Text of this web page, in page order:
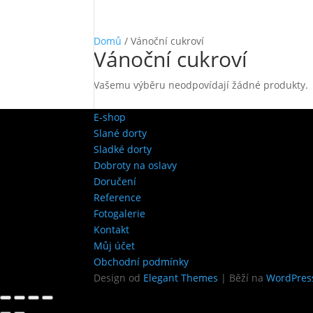
Domů / Vánoční cukroví
Vánoční cukroví
Vašemu výběru neodpovídají žádné produkty.
E-shop
Slané dorty
Sladké dorty
Dobroty na oslavy
Doručení
Reference
Fotogalerie
Kontakt
Můj účet
Obchodní podmínky
Design od Elegant Themes | Běží na